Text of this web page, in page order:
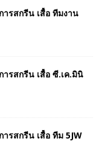
ารสกรีน เสื้อ ทีมงาน
ารสกรีน เสื้อ ซี.เค.มินิ
ารสกรีน เสื้อ ทีม 5JW